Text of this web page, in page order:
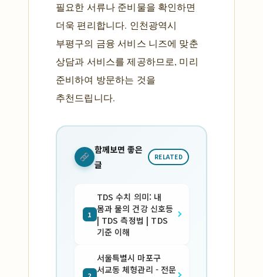
필요한 서류나 준비물을 확인하면
더욱 편리합니다. 인천광역시
부평구의 금융 서비스 니즈에 맞춘
상담과 서비스를 제공하므로, 미리
준비하여 방문하는 것을
추천드립니다.
함께보면 좋은
글
RELATED
1
TDS 수치 의미: 내
몸과 물의 건강 신호등
| TDS 측정법 | TDS
기준 이해
2
서울특별시 마포구
서교동 체형관리 - 전문